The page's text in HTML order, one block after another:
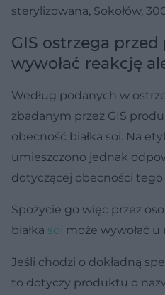
sterylizowana, Sokołów,
GIS ostrzega
wywołać reakcję
Według podanych w
zbadanym przez GIS
obecność białka soi. Na
umieszczono jednak
dotyczącej obecności
Spożycie go więc przez
białka soi może wywołać u
Jeśli chodzi o dokładną
to dotyczy produktu o